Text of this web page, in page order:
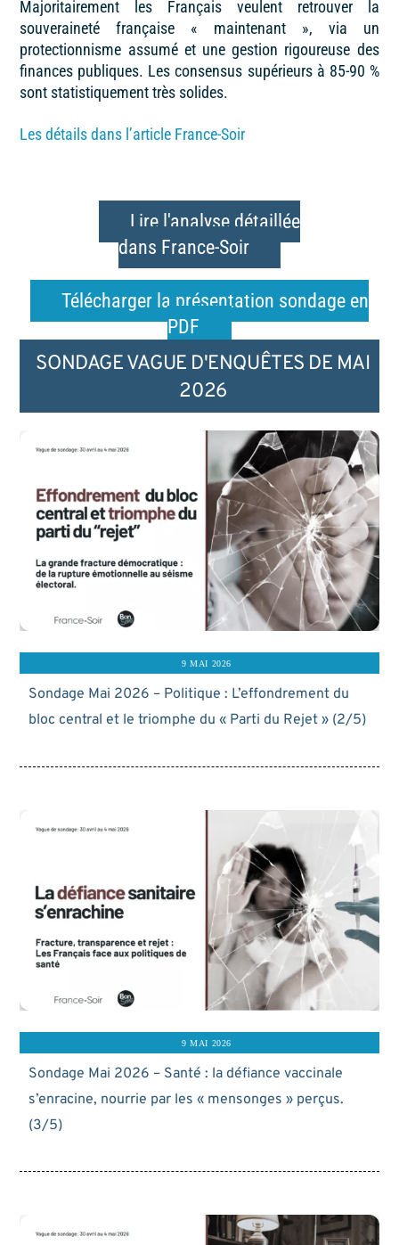
Majoritairement les Français veulent retrouver la
souveraineté française « maintenant », via un
protectionnisme assumé et une gestion rigoureuse des
finances publiques. Les consensus supérieurs à 85-90 %
sont statistiquement très solides.
Les détails dans l’article France-Soir
Lire l'analyse détaillée
dans France-Soir
Télécharger la présentation sondage en
PDF
SONDAGE VAGUE D'ENQUÊTES DE MAI
2026
9 MAI 2026
Sondage Mai 2026 – Politique : L’effondrement du
bloc central et le triomphe du « Parti du Rejet » (2/5)
9 MAI 2026
Sondage Mai 2026 – Santé : la défiance vaccinale
s’enracine, nourrie par les « mensonges » perçus.
(3/5)